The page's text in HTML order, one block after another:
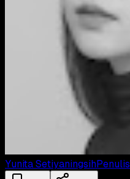
Yunita SetiyaningsihPenulis